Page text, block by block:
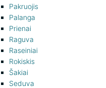
Pakruojis
Palanga
Prienai
Raguva
Raseiniai
Rokiskis
Šakiai
Seduva